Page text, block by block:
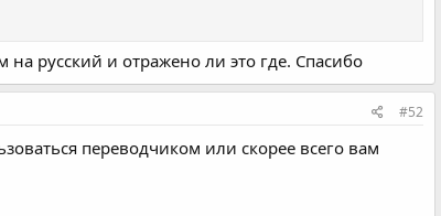
русский и отражено ли это где. Спасибо
#52
переводчиком или скорее всего вам